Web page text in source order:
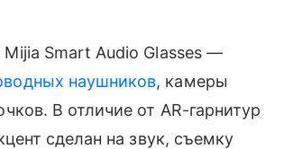
Smart Audio Glasses —
наушников, камеры
В отличие от AR-гарнитур
сделан на звук, съемку